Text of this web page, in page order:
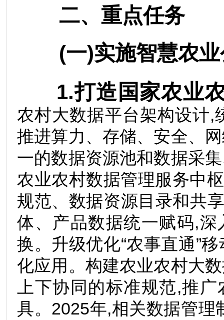
二、重点任务
(一)实施智慧农业
1.打造国家农业
农村大数据平台架构设计,
推进算力、存储、安全、
一的数据资源池和数据采
农业农村数据管理服务中
规范、数据资源目录和共
体、产品数据统一赋码,
换。升级优化“农事直通”
化应用。构建农业农村大
上下协同的标准规范,推
具。2025年,相关数据管